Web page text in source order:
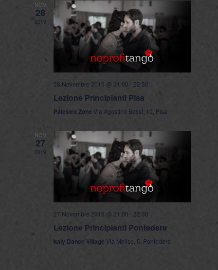
NOV
28
2019
28 Novembre 2019 @ 21:00 - 22:30
Lezione Principianti Pisa
Palestra Zone Via Agostino Bassi, 10, Pisa
NOV
27
2019
27 Novembre 2019 @ 21:00 - 22:30
Lezione Principianti Pontedera
Italy Dance Village Via Molise, 5, Pontedera